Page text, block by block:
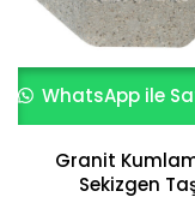
WhatsApp ile
Granit
Sekizgen